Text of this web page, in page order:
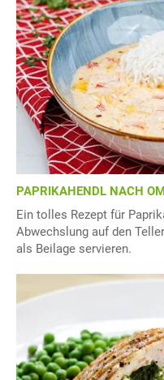
PAPRIKAHENDL NACH
Ein tolles Rezept für
Abwechslung auf den
als Beilage servieren.